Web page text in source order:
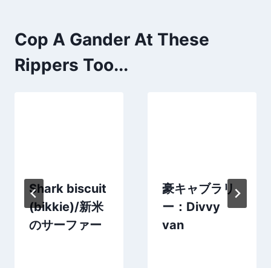
Cop A Gander At These
Rippers Too...
Shark biscuit
(bikkie)/新米
のサーファー
豪キャブラリ
ー：Divvy
van